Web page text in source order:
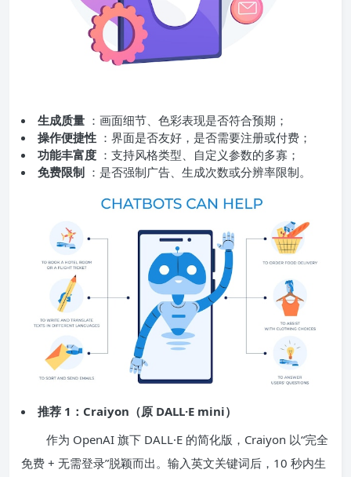
生成质量 ：画面细节、色彩表现是否符合预期；
操作便捷性 ：界面是否友好，是否需要注册或付费；
功能丰富度 ：支持风格类型、自定义参数的多寡；
免费限制 ：是否强制广告、生成次数或分辨率限制。
推荐 1：Craiyon（原 DALL·E mini）
作为 OpenAI 旗下 DALL·E 的简化版，Craiyon 以“完全
免费 + 无需登录”脱颖而出。输入英文关键词后，10 秒内生